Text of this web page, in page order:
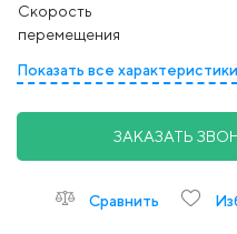
Скорость
перемещения
Показать все характеристики
ЗАКАЗАТЬ
Сравнить